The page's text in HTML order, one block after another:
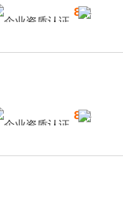
8年
8年